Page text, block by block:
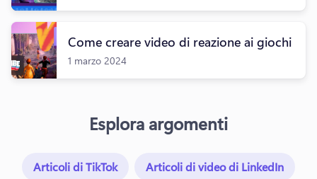
Come creare video di reazione ai giochi
1 marzo 2024
Esplora argomenti
Articoli di TikTok Articoli di video di LinkedIn